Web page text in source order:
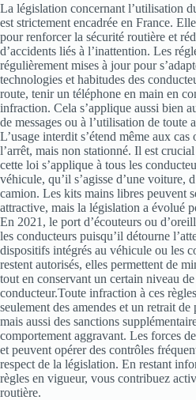
La législation concernant l’utilisation
est strictement encadrée en France.
pour renforcer la sécurité routière et
d’accidents liés à l’inattention. Les
régulièrement mises à jour pour
technologies et habitudes des
route, tenir un téléphone en main en
infraction. Cela s’applique aussi bien
de messages ou à l’utilisation de toute
L’usage interdit s’étend même aux cas
l’arrêt, mais non stationné. Il est
cette loi s’applique à tous les
véhicule, qu’il s’agisse d’une voiture,
camion. Les kits mains libres peuvent
attractive, mais la législation a évolué
En 2021, le port d’écouteurs ou
les conducteurs puisqu’il détourne
dispositifs intégrés au véhicule ou les
restent autorisés, elles permettent de
tout en conservant un certain niveau
conducteur.Toute infraction à ces
seulement des amendes et un retrait
mais aussi des sanctions
comportement aggravant. Les forces
et peuvent opérer des contrôles
respect de la législation. En restant
règles en vigueur, vous contribuez
routière.